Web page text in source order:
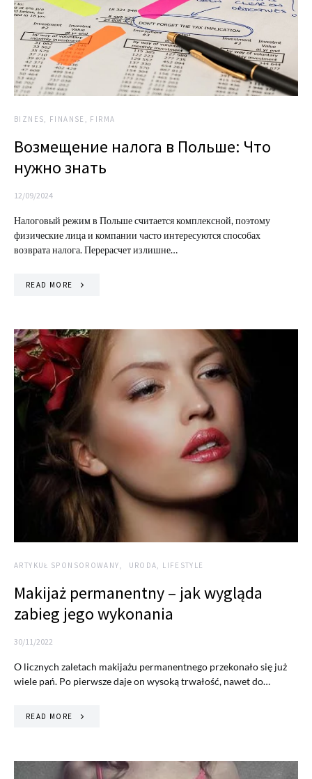
BIZNES, FINANSE, FIRMA
Возмещение налога в Польше: Что
нужно знать
12/09/2024
Налоговый режим в Польше считается комплексной, поэтому
физические лица и компании часто интересуются способах
возврата налога. Перерасчет излишне…
READ MORE
ARTYKUŁ SPONSOROWANY URODA, LIFESTYLE
Makijaż permanentny – jak wygląda
zabieg jego wykonania
30/11/2022
O licznych zaletach makijażu permanentnego przekonało się już
wiele pań. Po pierwsze daje on wysoką trwałość, nawet do…
READ MORE